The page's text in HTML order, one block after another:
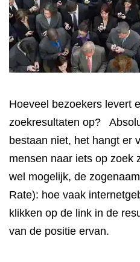
Hoeveel bezoekers levert
zoekresultaten op?
bestaan niet, het hangt er
mensen naar iets op zoek
wel mogelijk, de
Rate): hoe vaak
klikken op de link in de
van de positie ervan.